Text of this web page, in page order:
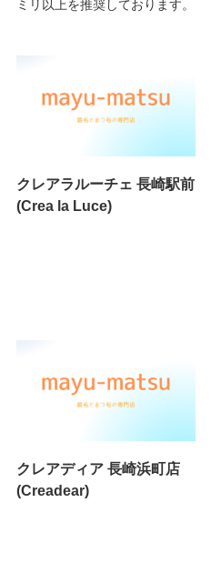
ミリ以上を推奨しております。
クレアラルーチェ 長崎駅前
(Crea la Luce)
クレアディア 長崎浜町店
(Creadear)